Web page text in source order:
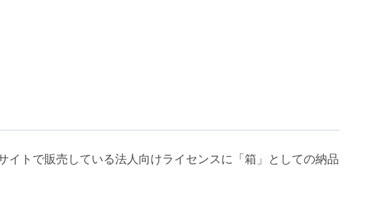
トで販売している法人向けライセンスに「箱」としての納品